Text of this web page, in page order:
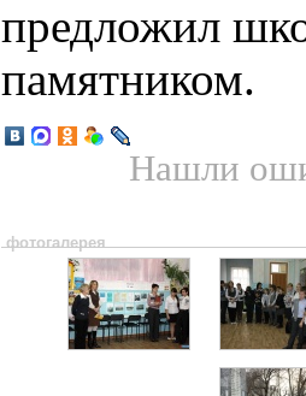
предложил
памятником.
Нашли
фотогалерея